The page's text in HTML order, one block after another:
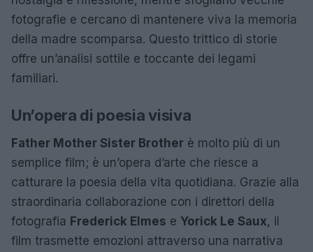
fotografie e cercano di mantenere viva la memoria
della madre scomparsa. Questo trittico di storie
offre un’analisi sottile e toccante dei legami
familiari.
Un’opera di poesia visiva
Father Mother Sister Brother è molto più di un
semplice film; è un’opera d’arte che riesce a
catturare la poesia della vita quotidiana. Grazie alla
straordinaria collaborazione con i direttori della
fotografia Frederick Elmes e Yorick Le Saux, il
film trasmette emozioni attraverso una narrativa